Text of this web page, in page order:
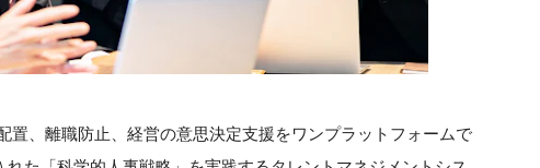
置、離職防止、経営の意思決定支援をワンプラットフォームで